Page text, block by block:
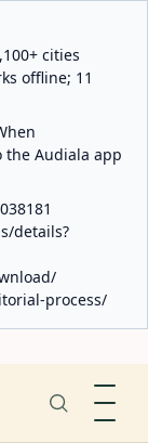
cities
offline; 11
the Audiala app
details?
process/